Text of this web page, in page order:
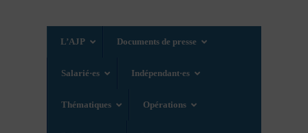
L’AJP Documents de presse
Salarié·es Indépendant·es
Thématiques Opérations